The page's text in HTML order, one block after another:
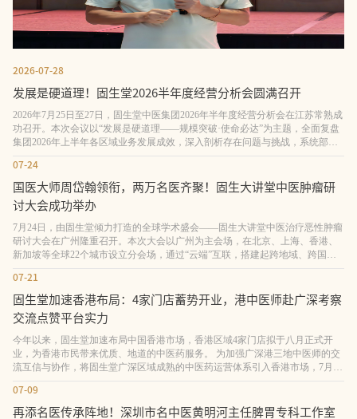
2026-07-28
发展是硬道理！固生堂2026半年度经营分析会圆满召开
2026年7月25日至27日，固生堂中医集团2026年半年度经营分析会在江苏常熟成
功召开。本次会议以“发展是硬道理——规模突破·使命必达”为主题，全面复盘
集团2026年上半年各区域业务发展成效，深入剖析存在问题与挑战，系统部署
下半年及未来三年战略规划，进一步统一思想、凝聚共识，为实现“高增长”目
标筑牢根基。固生堂董事长涂志亮出席会议并讲话 固生堂中医集团董事长涂志
亮，集团副总
07-24
国医大师周岱翰领衔，两万名医齐聚！固生大讲堂中医肿瘤研
讨大会成功举办
7月24日，由固生堂倾力打造的全球学术盛会——固生大讲堂中医治疗恶性肿瘤
研讨大会在广州隆重召开。本次大会以广州为主会场，在北京、上海、香港、
新加坡等全球22个城市设立分会场，通过“云端”互联，搭建起跨地域、跨国界
的中医肿瘤学术交流平台。会议特邀国医大师周岱翰教授领衔，多位全国名中
医及业界泰斗同台论道，吸引了全球超2万名肿瘤领域中医专家、学者及基层医
师线上线下同步参与，充分彰显了固生大讲
07-21
固生堂加速香港布局：4家门店蓄势开业，港中医师赴广深考察
交流点赞平台实力
今年以来，固生堂加速布局中国香港市场，香港区域4家门店拟于八月正式开
业，为香港市民带来优质、地道的中医药服务。 为加强广深港三地中医师的交
流互信与协作，将固生堂广深区域成熟的中医药运营体系引入香港市场，7月19
日，由香港特区前选委、新华中医促进会理事长黄杰教授领衔，固生堂香港区
域30余名执业中医师前往广州、深圳开展为期一天的考察交流。本次活动是固
生堂组织的第二期香港中医师跨区
07-09
再添名医传承阵地！深圳市名中医黄明河主任脾胃专科工作室